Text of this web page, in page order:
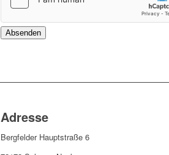
Absenden
Adresse
Bergfelder Hauptstraße 6